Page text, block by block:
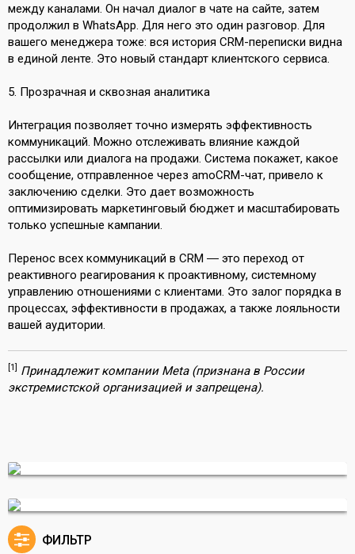
между каналами. Он начал диалог в чате на сайте, затем
продолжил в WhatsApp. Для него это один разговор. Для
вашего менеджера тоже: вся история CRM-переписки видна
в единой ленте. Это новый стандарт клиентского сервиса.
5. Прозрачная и сквозная аналитика
Интеграция позволяет точно измерять эффективность
коммуникаций. Можно отслеживать влияние каждой
рассылки или диалога на продажи. Система покажет, какое
сообщение, отправленное через amoCRM-чат, привело к
заключению сделки. Это дает возможность
оптимизировать маркетинговый бюджет и масштабировать
только успешные кампании.
Перенос всех коммуникаций в CRM ― это переход от
реактивного реагирования к проактивному, системному
управлению отношениями с клиентами. Это залог порядка в
процессах, эффективности в продажах, а также лояльности
вашей аудитории.
[1]
Принадлежит компании Meta (признана в России
экстремистской организацией и запрещена).
ФИЛЬТР